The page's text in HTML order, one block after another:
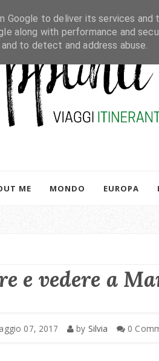
ME MONDO EUROPA
e vedere a
07, 2017 by Silvia 0
Google to deliver its services and
along with performance and
to detect and address abuse.